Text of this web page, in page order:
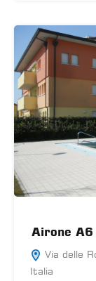
Airone A6
Via delle
Italia